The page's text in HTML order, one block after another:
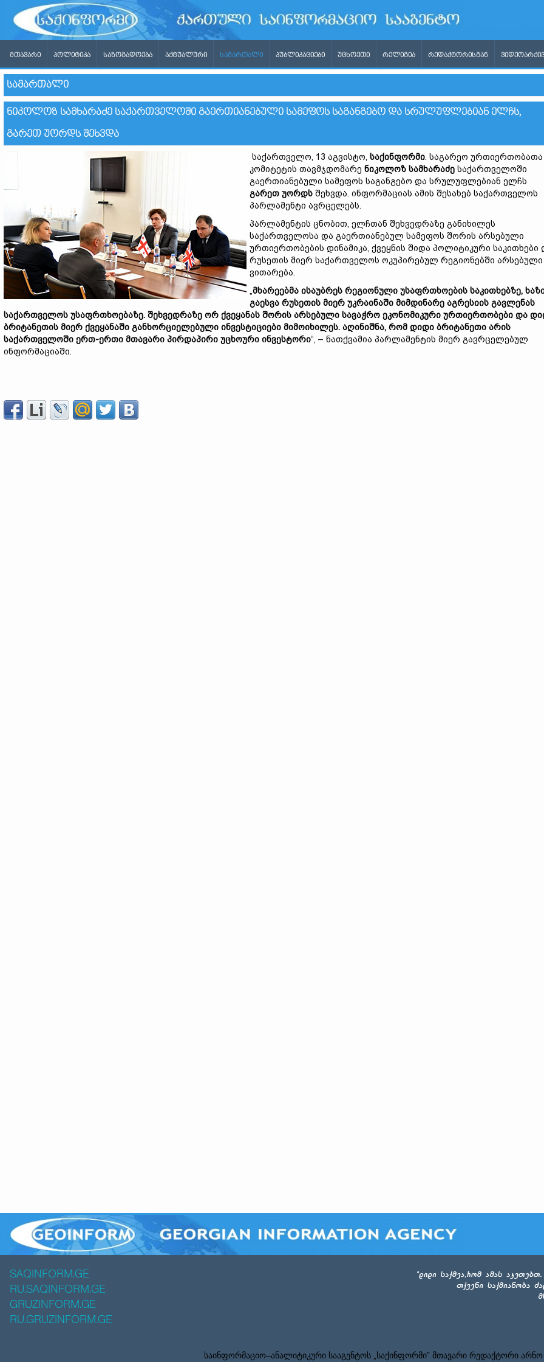
ᲛᲗᲐᲕᲐᲠᲘ ᲞᲝᲚᲘᲢᲘᲙᲐ ᲡᲐᲖᲝᲒᲐᲓᲝᲔᲑᲐ ᲐᲥᲢᲣᲐᲚᲣᲠᲘ ᲡᲐᲛᲐᲠᲗᲐᲚᲘ ᲞᲣᲑᲚᲘᲙᲐᲪᲘᲔᲑᲘ ᲣᲪᲮᲝᲔᲗᲘ ᲠᲔᲚᲘᲒᲘᲐ ᲠᲔᲓᲐᲥᲢᲝᲠᲘᲡᲒᲐᲜ
ᲡᲐᲛᲐᲠᲗᲐᲚᲘ
ᲜᲘᲙᲝᲚᲝᲖ ᲡᲐᲛᲮᲐᲠᲐᲫᲔ ᲡᲐᲥᲐᲠᲗᲕᲔᲚᲝᲨᲘ ᲒᲐᲔᲠᲗᲘᲐᲜᲔᲑᲣᲚᲘ ᲡᲐᲛᲔᲤᲝᲡ ᲡᲐᲒᲐᲜᲒᲔᲑᲝ ᲓᲐ ᲡᲠᲣᲚᲣᲤᲚᲔᲑᲘᲐᲜ ᲔᲚᲩᲡ,
ᲒᲐᲠᲔᲗ ᲣᲝᲠᲓᲡ ᲨᲔᲮᲕᲓᲐ
საქართველო, 13 აგვისტო, საქინფორმი. საგარეო ურთიერთობათა
კომიტეტის თავმჯდომარე ნიკოლოზ სამხარაძე საქართველოში
გაერთიანებული სამეფოს საგანგებო და სრულუფლებიან ელჩს
გარეთ უორდს შეხვდა. ინფორმაციას ამის შესახებ საქართველოს
პარლამენტი ავრცელებს.
პარლამენტის ცნობით, ელჩთან შეხვედრაზე განიხილეს
საქართველოსა და გაერთიანებულ სამეფოს შორის არსებული
ურთიერთობების დინამიკა, ქვეყნის შიდა პოლიტიკური საკითხები
რუსეთის მიერ საქართველოს ოკუპირებულ რეგიონებში არსებული
ვითარება.
„მხარეებმა ისაუბრეს რეგიონული უსაფრთხოების საკითხებზე,
გაესვა რუსეთის მიერ უკრაინაში მიმდინარე აგრესიის გავლენას
საქართველოს უსაფრთხოებაზე. შეხვედრაზე ორ ქვეყანას შორის არსებული სავაჭრო ეკონომიკური ურთიერთობები და
ბრიტანეთის მიერ ქვეყანაში განხორციელებული ინვესტიციები მიმოიხილეს. აღინიშნა, რომ დიდი ბრიტანეთი არის
საქართველოში ერთ-ერთი მთავარი პირდაპირი უცხოური ინვესტორი“, – ნათქვამია პარლამენტის მიერ გავრცელებულ
ინფორმაციაში.
SAQINFORM.GE
RU.SAQINFORM.GE
GRUZINFORM.GE
RU.GRUZINFORM.GE
საინფორმაციო–ანალიტიკური სააგენტოს „საქინფორმი” მთავარი რედაქტორი